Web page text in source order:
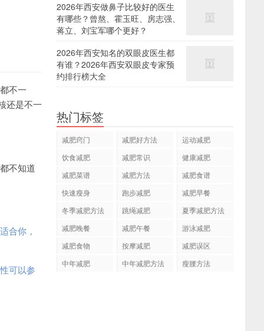
不一
还是不一
不知道
合你，
可以参
2026年西安做鼻子比较好的医生
有哪些？曾熬、霍玉旺、房志强、
蒋立、刘宝军哪个更好？
2026年西安知名的双眼皮医生都
有谁？2026年西安双眼皮专家预
约排行榜大全
热门标签
减肥窍门 减肥好方法
运动减肥
饮食减肥
减肥常识
健康减肥
减肥菜谱
减肥方法
减肥食谱
快速瘦身
跑步减肥
减肥早餐
冬季减肥方法
跳绳减肥
夏季减肥方法
减肥晚餐
减肥午餐
游泳减肥
减肥食物
按摩减肥
减肥误区
中年减肥
中年减肥方法 瘦腰方法